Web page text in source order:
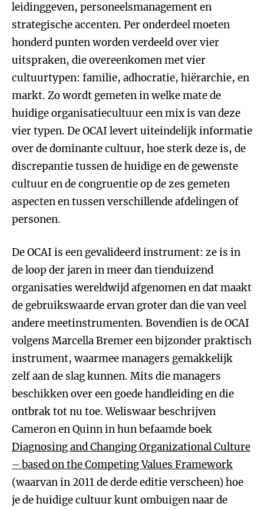
leidinggeven, personeelsmanagement en
strategische accenten. Per onderdeel moeten
honderd punten worden verdeeld over vier
uitspraken, die overeenkomen met vier
cultuurtypen: familie, adhocratie, hiërarchie, en
markt. Zo wordt gemeten in welke mate de
huidige organisatiecultuur een mix is van deze
vier typen. De OCAI levert uiteindelijk informatie
over de dominante cultuur, hoe sterk deze is, de
discrepantie tussen de huidige en de gewenste
cultuur en de congruentie op de zes gemeten
aspecten en tussen verschillende afdelingen of
personen.
De OCAI is een gevalideerd instrument: ze is in
de loop der jaren in meer dan tienduizend
organisaties wereldwijd afgenomen en dat maakt
de gebruikswaarde ervan groter dan die van veel
andere meetinstrumenten. Bovendien is de OCAI
volgens Marcella Bremer een bijzonder praktisch
instrument, waarmee managers gemakkelijk
zelf aan de slag kunnen. Mits die managers
beschikken over een goede handleiding en die
ontbrak tot nu toe. Weliswaar beschrijven
Cameron en Quinn in hun befaamde boek
Diagnosing and Changing Organizational Culture
– based on the Competing Values Framework
(waarvan in 2011 de derde editie verscheen) hoe
je de huidige cultuur kunt ombuigen naar de